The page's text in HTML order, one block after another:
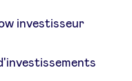
investisseur